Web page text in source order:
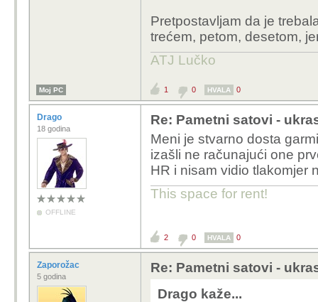
Pretpostavljam da je
trećem, petom, desetom,
ATJ Lučko
Moj PC 1 0 HVALA 0
Drago
18 godina
OFFLINE
Re: Pametni satovi -
Meni je stvarno dosta
izašli ne računajući one
HR i nisam vidio tlakomjer
This space for rent!
2 0 HVALA 0
Zaporožac
5 godina
Re: Pametni satovi -
Drago kaže...